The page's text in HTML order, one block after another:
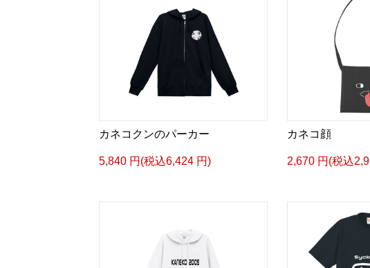
カネコクンのパーカー
5,840 円(税込6,424 円)
カネコ顔
2,670 円(税込